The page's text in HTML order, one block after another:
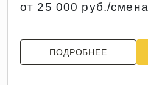
от 25 000 руб./смена
ПОДРОБНЕЕ